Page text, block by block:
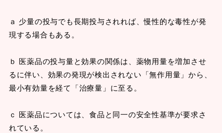
ａ 少量の投与でも長期投与されれば、慢性的な毒性が発
現する場合もある。
ｂ 医薬品の投与量と効果の関係は、薬物用量を増加させ
るに伴い、効果の発現が検出されない「無作用量」から、
最小有効量を経て「治療量」に至る。
ｃ 医薬品については、食品と同一の安全性基準が要求さ
れている。